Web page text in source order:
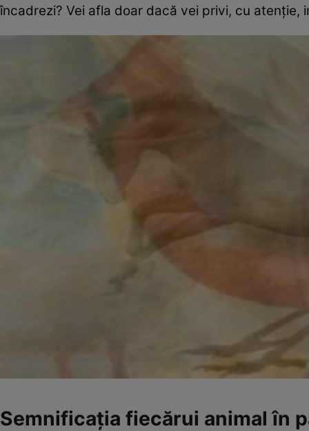
încadrezi? Vei afla doar dacă vei privi, cu atenție,
Semnificația fiecărui animal în